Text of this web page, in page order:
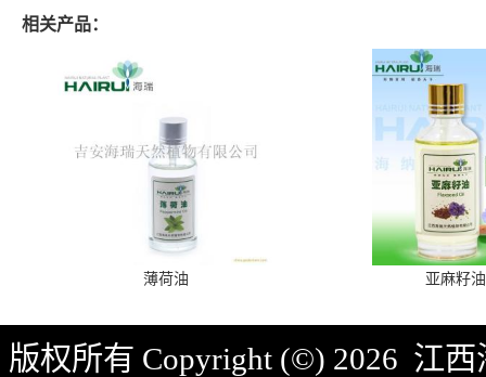
相关产品：
薄荷油 亚麻籽
版权所有 Copyright (©) 2026 江西